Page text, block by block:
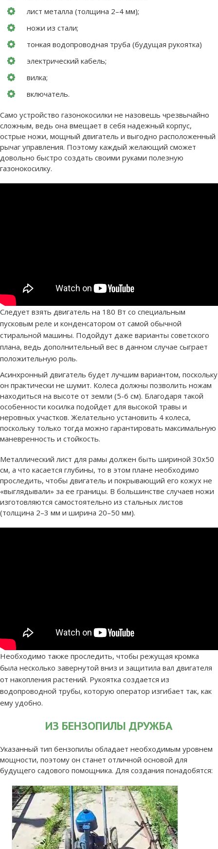
лист металла (толщина 2–4 мм);
ножи из стали;
тонкая водопроводная труба (будущая рукоятка)
электрический кабель;
вилка;
включатель.
Само устройство газонокосилки не назовешь чрезвычайно
сложным, ведь она вмещает в себя надежный корпус,
острые ножи, мощный двигатель и выгодно расположенный
рычаг управления. Поэтому каждый желающий сможет
довольно быстро создать своими руками полезную
газонокосилку.
Следует взять двигатель на 180 Вт со специальным
пусковым реле и конденсатором от самой обычной
стиральной машины. Подойдут даже варианты советского
плана, ведь дополнительный вес в данном случае сыграет
положительную роль.
Асинхронный двигатель будет лучшим вариантом, поскольку
он практически не шумит. Колеса должны позволить ножам
находиться на высоте от земли (5-6 см). Благодаря такой
особенности косилка подойдет для высокой травы и
неровных участков. Желательно установить 4 колеса,
поскольку только тогда можно гарантировать максимальную
маневренность и стойкость.
Металлический лист для рамы должен быть шириной 30х50
см, а что касается глубины, то в этом плане необходимо
проследить, чтобы двигатель и покрывающий его кожух не
«выглядывали» за ее границы. В большинстве случаев ножи
изготовляются самостоятельно из стальных листов
(толщина 2–3 мм и ширина 20–50 мм).
Необходимо также проследить, чтобы режущая кромка
была несколько завернутой вниз и защитила вал двигателя
от накопления растений. Рукоятка создается из
водопроводной трубы, которую оператор изгибает так, как
ему удобно.
ИЗ БЕНЗОПИЛЫ ДРУЖБА
Указанный тип бензопилы обладает необходимым уровнем
мощности, поэтому он станет отличной основой для
будущего садового помощника. Для создания понадобятся: